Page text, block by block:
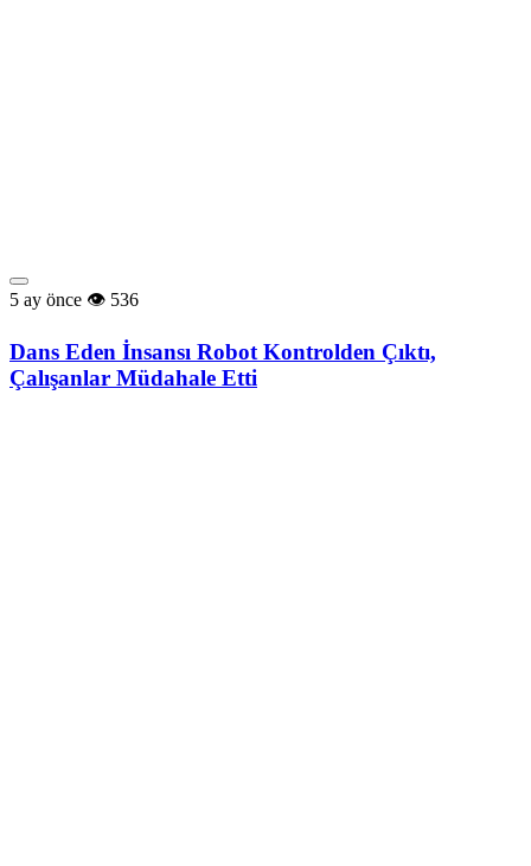
5 ay önce 536
Dans Eden İnsansı Robot Kontrolden Çıktı,
Çalışanlar Müdahale Etti